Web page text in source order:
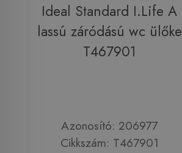
Ideal Standard I.Life A
lassú záródású wc ülőke
T467901
Azonosító: 206977
Cikkszám: T467901